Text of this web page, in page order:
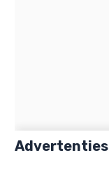
Advertenties